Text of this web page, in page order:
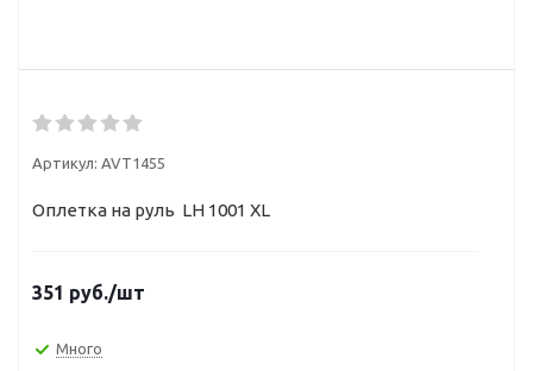
Артикул: AVT1455
Оплетка на руль LH 1001 XL
351 руб./шт
Много